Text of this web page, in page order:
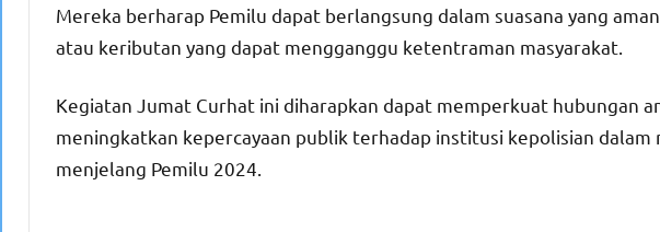
Mereka berharap Pemilu dapat berlangsung dalam suasana yang
atau keributan yang dapat mengganggu ketentraman masyarakat.
Kegiatan Jumat Curhat ini diharapkan dapat memperkuat hubungan
meningkatkan kepercayaan publik terhadap institusi kepolisian
menjelang Pemilu 2024.